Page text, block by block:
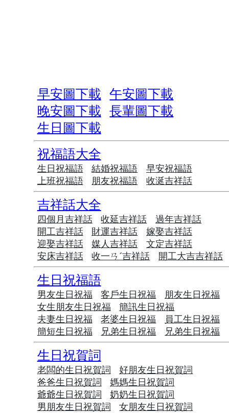
早安圖下載
午安圖下載
晚安圖下載
長輩圖下載
生日圖下載
祝福語大全
生日祝福語 結婚祝福語
早安祝福語
上班祝福語
朋友祝福語 收涎吉祥話
吉祥話大全
四個月吉祥話 收延吉祥話
過年吉祥話
開工吉祥話
財運吉祥話
嫁娶吉祥話
迎娶吉祥話
媒人吉祥話
文定吉祥話
安床吉祥話
收一ㄢˊ吉祥話 開工大吉吉祥話
生日祝福語
男友生日祝福 客戶生日祝福
朋友生日祝福
女生朋友生日祝福
簡訊生日祝福
夫妻生日祝福
老婆生日祝福
員工生日祝福
簡短生日祝福
兄弟生日祝福 兄弟生日祝福
生日祝賀詞
老闆的生日祝賀詞
好朋友生日祝賀詞
爸爸生日祝賀詞
媽媽生日祝賀詞
爺爺生日祝賀詞
奶奶生日祝賀詞
男朋友生日祝賀詞
女朋友生日祝賀詞